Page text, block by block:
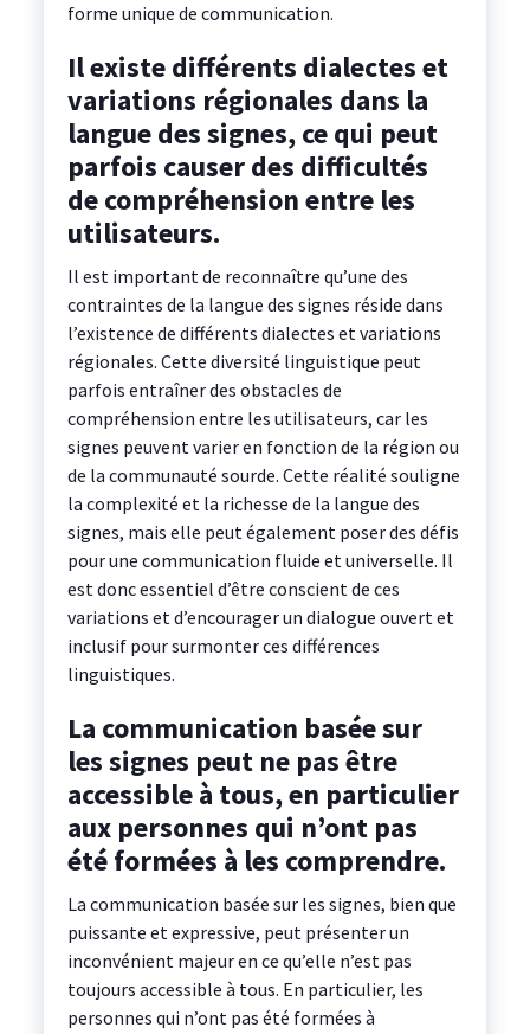
forme unique de communication.
Il existe différents dialectes et
variations régionales dans la
langue des signes, ce qui peut
parfois causer des difficultés
de compréhension entre les
utilisateurs.
Il est important de reconnaître qu’une des
contraintes de la langue des signes réside dans
l’existence de différents dialectes et variations
régionales. Cette diversité linguistique peut
parfois entraîner des obstacles de
compréhension entre les utilisateurs, car les
signes peuvent varier en fonction de la région ou
de la communauté sourde. Cette réalité souligne
la complexité et la richesse de la langue des
signes, mais elle peut également poser des défis
pour une communication fluide et universelle. Il
est donc essentiel d’être conscient de ces
variations et d’encourager un dialogue ouvert et
inclusif pour surmonter ces différences
linguistiques.
La communication basée sur
les signes peut ne pas être
accessible à tous, en particulier
aux personnes qui n’ont pas
été formées à les comprendre.
La communication basée sur les signes, bien que
puissante et expressive, peut présenter un
inconvénient majeur en ce qu’elle n’est pas
toujours accessible à tous. En particulier, les
personnes qui n’ont pas été formées à